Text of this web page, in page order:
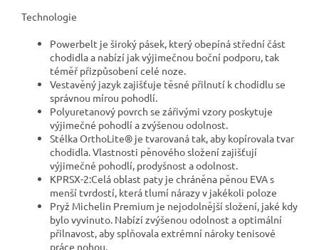
Technologie
Powerbelt je široký pásek, který obepíná střední část
chodidla a nabízí jak výjimečnou boční podporu, tak
téměř přizpůsobení celé noze.
Vestavěný jazyk zajišťuje těsné přilnutí k chodidlu se
správnou mírou pohodlí.
Polyuretanový povrch se zářivými vzory poskytuje
výjimečné pohodlí a zvýšenou odolnost.
Stélka OrthoLite® je tvarovaná tak, aby kopírovala tvar
chodidla. Vlastnosti pěnového složení zajišťují
výjimečné pohodlí, prodyšnost a odolnost.
KPRSX-2:Celá oblast paty je chráněna pěnou EVA s
menší tvrdostí, která tlumí nárazy v jakékoli poloze
Pryž Michelin Premium je nejodolnější složení, jaké kdy
bylo vyvinuto. Nabízí zvýšenou odolnost a optimální
přilnavost, aby splňovala extrémní nároky tenisové
práce nohou.